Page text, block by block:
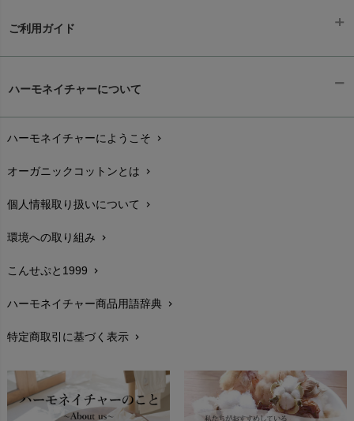
ご利用ガイド
配送と送料chevron_right
在庫状況と発送予定chevron_right
サイズ・寸法chevron_right
生地・素材chevron_right
お手入れについて
レビューを書こうchevron_right
返品交換chevron_right
FAXでのご注文
お問い合わせchevron_right
ハーモネイチャーについて
ハーモネイチャーにようこそ chevron_right
オーガニックコットンとは chevron_right
個人情報取り扱いについて chevron_right
環境への取り組み chevron_right
こんせぷと1999 chevron_right
ハーモネイチャー商品用語辞典 chevron_right
特定商取引に基づく表示 chevron_right